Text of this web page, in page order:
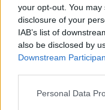
your opt-out. You
disclosure of your
IAB’s list of
also be disclosed by
Downstream
Personal Data
Szerzői jogok
Adatvédelmi
Cookie-
Hozzászólási
Nyomtatott
Székely